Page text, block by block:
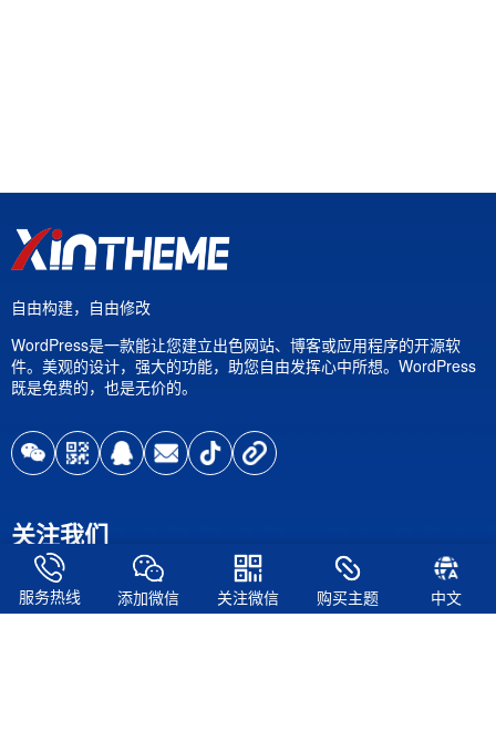
自由构建，自由修改
WordPress是一款能让您建立出色网站、博客或应用程序的开源软
件。美观的设计，强大的功能，助您自由发挥心中所想。WordPress
既是免费的，也是无价的。
关注我们
服务热线 添加微信 关注微信 购买主题 中文